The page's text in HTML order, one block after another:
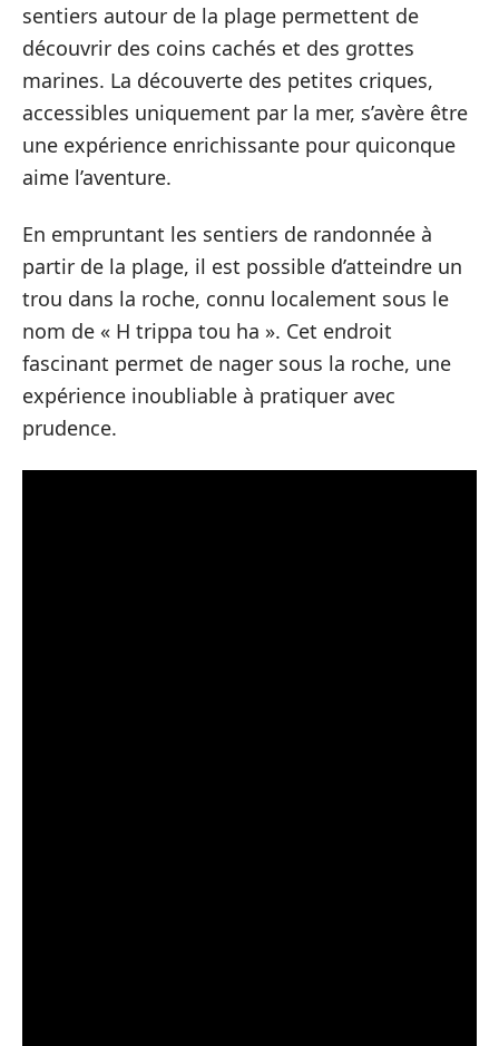
sentiers autour de la plage permettent de
découvrir des coins cachés et des grottes
marines. La découverte des petites criques,
accessibles uniquement par la mer, s’avère être
une expérience enrichissante pour quiconque
aime l’aventure.
En empruntant les sentiers de randonnée à
partir de la plage, il est possible d’atteindre un
trou dans la roche, connu localement sous le
nom de « H trippa tou ha ». Cet endroit
fascinant permet de nager sous la roche, une
expérience inoubliable à pratiquer avec
prudence.